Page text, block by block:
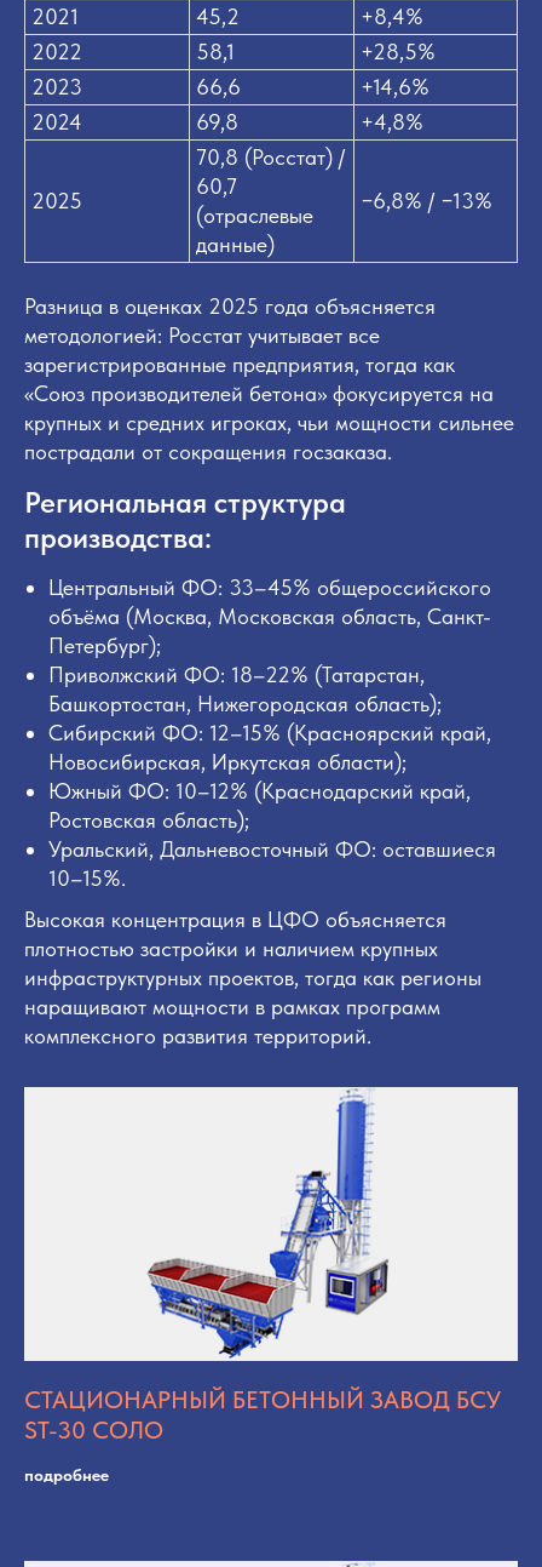
2021
45,2
+8,4%
2022
58,1
+28,5%
2023
66,6
+14,6%
2024
69,8 +4,8%
2025
70,8 (Росстат) /
60,7
(отраслевые
данные)
−6,8% / −13%
Разница в оценках 2025 года объясняется
методологией: Росстат учитывает все
зарегистрированные предприятия, тогда как
«Союз производителей бетона» фокусируется на
крупных и средних игроках, чьи мощности сильнее
пострадали от сокращения госзаказа.
Региональная структура
производства:
Центральный ФО: 33–45% общероссийского
объёма (Москва, Московская область, Санкт-
Петербург);
Приволжский ФО: 18–22% (Татарстан,
Башкортостан, Нижегородская область);
Сибирский ФО: 12–15% (Красноярский край,
Новосибирская, Иркутская области);
Южный ФО: 10–12% (Краснодарский край,
Ростовская область);
Уральский, Дальневосточный ФО: оставшиеся
10–15%.
Высокая концентрация в ЦФО объясняется
плотностью застройки и наличием крупных
инфраструктурных проектов, тогда как регионы
наращивают мощности в рамках программ
комплексного развития территорий.
СТАЦИОНАРНЫЙ БЕТОННЫЙ ЗАВОД БСУ
ST-30 СОЛО
подробнее